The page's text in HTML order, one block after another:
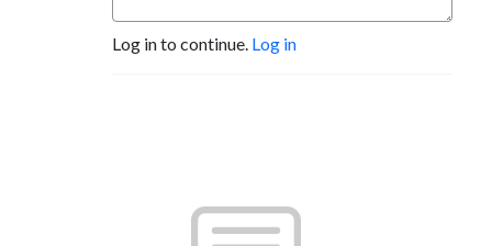
Log in to continue. Log in